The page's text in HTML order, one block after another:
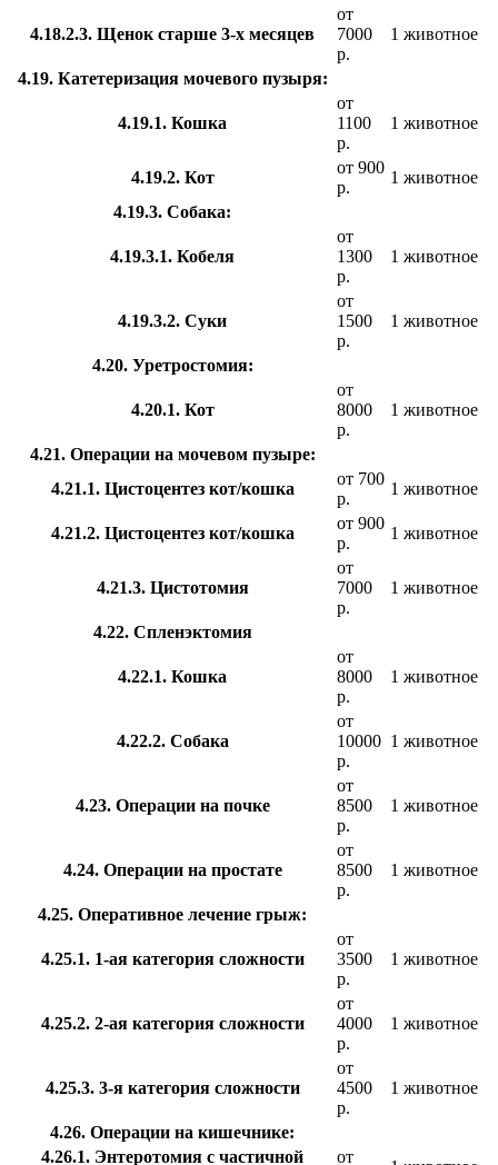
4.18.2.3. Щенок старше 3-х месяцев
от
7000
р.
1 животное
4.19. Катетеризация мочевого пузыря:
4.19.1. Кошка
от
1100
р.
1 животное
4.19.2. Кот
от 900
р.
1 животное
4.19.3. Собака:
4.19.3.1. Кобеля
от
1300
р.
1 животное
4.19.3.2. Суки
от
1500
р.
1 животное
4.20. Уретростомия:
4.20.1. Кот
от
8000
р.
1 животное
4.21. Операции на мочевом пузыре:
4.21.1. Цистоцентез кот/кошка
от 700
р.
1 животное
4.21.2. Цистоцентез кот/кошка
от 900
р.
1 животное
4.21.3. Цистотомия
от
7000
р.
1 животное
4.22. Спленэктомия
4.22.1. Кошка
от
8000
р.
1 животное
4.22.2. Собака
от
10000
р.
1 животное
4.23. Операции на почке
от
8500
р.
1 животное
4.24. Операции на простате
от
8500
р.
1 животное
4.25. Оперативное лечение грыж:
4.25.1. 1-ая категория сложности
от
3500
р.
1 животное
4.25.2. 2-ая категория сложности
от
4000
р.
1 животное
4.25.3. 3-я категория сложности
от
4500
р.
1 животное
4.26. Операции на кишечнике:
4.26.1. Энтеротомия с частичной
от